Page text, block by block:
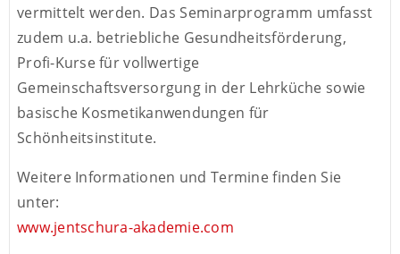
vermittelt werden. Das Seminarprogramm umfasst
zudem u.a. betriebliche Gesundheitsförderung,
Profi-Kurse für vollwertige
Gemeinschaftsversorgung in der Lehrküche sowie
basische Kosmetikanwendungen für
Schönheitsinstitute.
Weitere Informationen und Termine finden Sie
unter:
www.jentschura-akademie.com